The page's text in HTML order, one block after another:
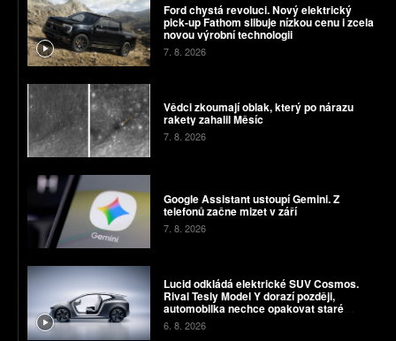
Ford chystá revoluci. Nový elektrický
pick-up Fathom slibuje nízkou cenu i zcela
novou výrobní technologii
7. 8. 2026
Vědci zkoumají oblak, který po nárazu
rakety zahalil Měsíc
7. 8. 2026
Google Assistant ustoupí Gemini. Z
telefonů začne mizet v září
7. 8. 2026
Lucid odkládá elektrické SUV Cosmos.
Rival Tesly Model Y dorazí později,
automobilka nechce opakovat staré
chyby
6. 8. 2026